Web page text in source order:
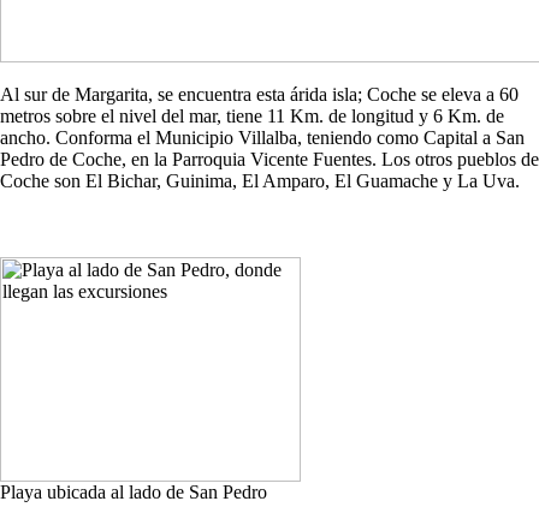
Al sur de Margarita, se encuentra esta árida isla; Coche se eleva a 60
metros sobre el nivel del mar, tiene 11 Km. de longitud y 6 Km. de
ancho. Conforma el Municipio Villalba, teniendo como Capital a San
Pedro de Coche, en la Parroquia Vicente Fuentes. Los otros pueblos de
Coche son El Bichar, Guinima, El Amparo, El Guamache y La Uva.
Playa ubicada al lado de San Pedro